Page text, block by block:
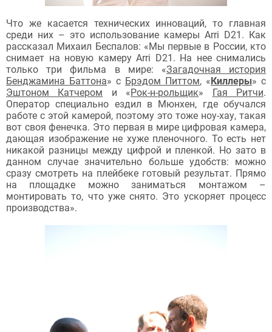
Что же касается технических инноваций, то главная
среди них – это использование камеры Arri D21. Как
рассказал Михаил Беспалов: «Мы первые в России, кто
снимает на новую камеру Arri D21. На нее снимались
только три фильма в мире: «Загадочная история
Бенджамина Баттона» с Брэдом Питтом, «Киллеры» с
Эштоном Катчером и «Рок-н-рольщик» Гая Ритчи.
Оператор специально ездил в Мюнхен, где обучался
работе с этой камерой, поэтому это тоже ноу-хау, такая
вот своя фенечка. Это первая в мире цифровая камера,
дающая изображение не хуже пленочного. То есть нет
никакой разницы между цифрой и пленкой. Но зато в
данном случае значительно больше удобств: можно
сразу смотреть на плейбеке готовый результат. Прямо
на площадке можно заниматься монтажом –
монтировать то, что уже снято. Это ускоряет процесс
производства».